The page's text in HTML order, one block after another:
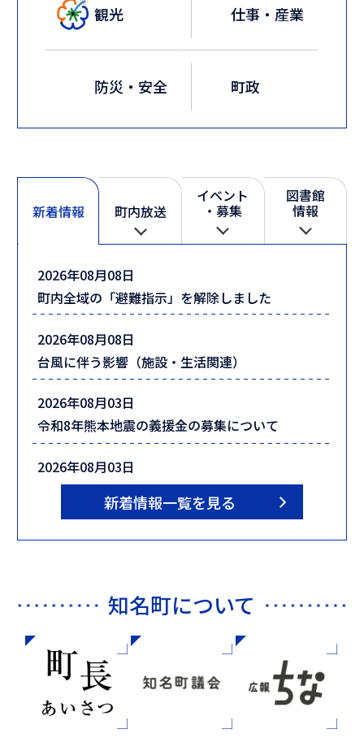
観光 仕事・産業
防災・安全 町政
新着情報 町内放送
イベント
・募集
図書館
情報
着
情
2026年08月08日
町内全域の「避難指示」を解除しました
2026年08月08日
台風に伴う影響（施設・生活関連）
2026年08月03日
令和8年熊本地震の義援金の募集について
2026年08月03日
令和8年度まちづくり住民説明会
2026年08月03日
第34回知名町ふるさと夏まつり＆大山祭について
2026年08月02日
令和8年度ふるさとワーキングホリデー（夏クー
ル）受入事業者の募集について
新着情報一覧を見る
知名町について